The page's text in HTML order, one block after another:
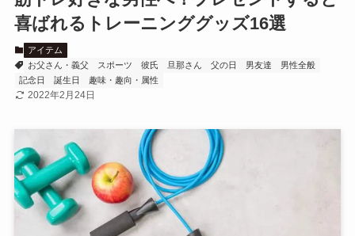
喜ばれるトレーニンググッズ16選
アイテム
お父さん・義父
スポーツ 彼氏 旦那さん 父の日 男友達
男性全般
記念日
誕生日 趣味・趣向・属性
2022年2月24日